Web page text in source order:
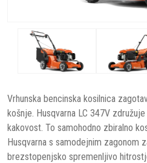
Vrhunska bencinska kosilnica
košnje. Husqvarna LC 347V
kakovost. To samohodno zbiralno
Husqvarna s samodejnim zagonom
brezstopenjsko spremenljivo